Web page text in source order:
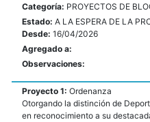
Categoría: PROYECTOS DE
Estado: A LA ESPERA DE LA
Desde: 16/04/2026
Agregado a:
Observaciones:
Proyecto 1: Ordenanza
Otorgando la distinción de
en reconocimiento a su